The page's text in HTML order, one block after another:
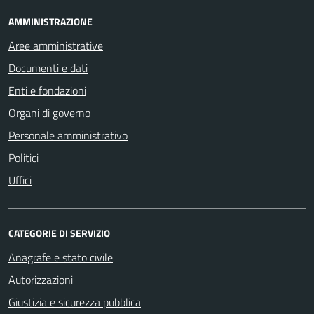
AMMINISTRAZIONE
Aree amministrative
Documenti e dati
Enti e fondazioni
Organi di governo
Personale amministrativo
Politici
Uffici
CATEGORIE DI SERVIZIO
Anagrafe e stato civile
Autorizzazioni
Giustizia e sicurezza pubblica